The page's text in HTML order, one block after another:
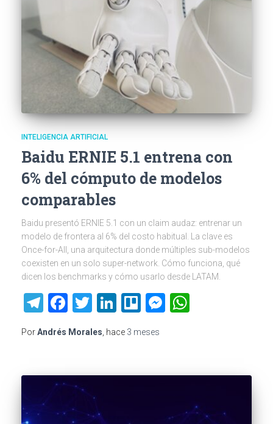
INTELIGENCIA ARTIFICIAL
Baidu ERNIE 5.1 entrena con
6% del cómputo de modelos
comparables
Baidu presentó ERNIE 5.1 con un claim audaz: entrenar un
modelo de frontera al 6% del costo habitual. La clave es
Once-for-All, una arquitectura donde múltiples sub-modelos
coexisten en un solo super-network. Cómo funciona, qué
dicen los benchmarks y cómo usarlo desde LATAM.
Telegram
Facebook
Twitter
LinkedIn
TrelloMessenger
PorAndrés Morales , hace 3 meses